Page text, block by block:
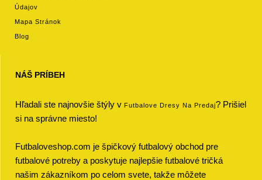
Údajov
Mapa Stránok
Blog
NÁŠ PRÍBEH
Hľadali ste najnovšie štýly v Futbalove Dresy Na Predaj? Prišiel
si na správne miesto!
Futbaloveshop.com je špičkový futbalový obchod pre
futbalové potreby a poskytuje najlepšie futbalové tričká
našim zákazníkom po celom svete, takže môžete